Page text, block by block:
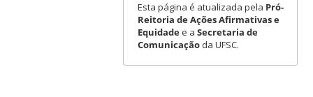
Esta página é atualizada pela Pró-
Reitoria de Ações Afirmativas e
Equidadee a Secretaria de
Comunicaçãoda UFSC.